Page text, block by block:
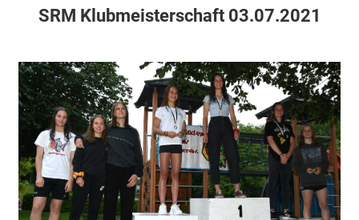
SRM Klubmeisterschaft 03.07.2021